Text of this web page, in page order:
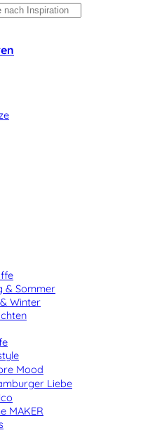
& Sommer
Winter
Mood
Liebe
MAKER